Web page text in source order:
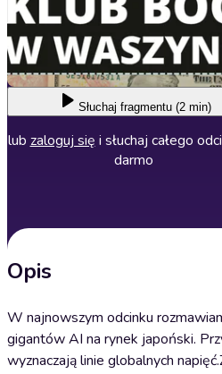
Słuchaj fragmentu (2 min)
lub zaloguj się i słuchaj całego
darmo
Opis
W najnowszym odcinku
gigantów AI na rynek japoński.
wyznaczają linie globalnych